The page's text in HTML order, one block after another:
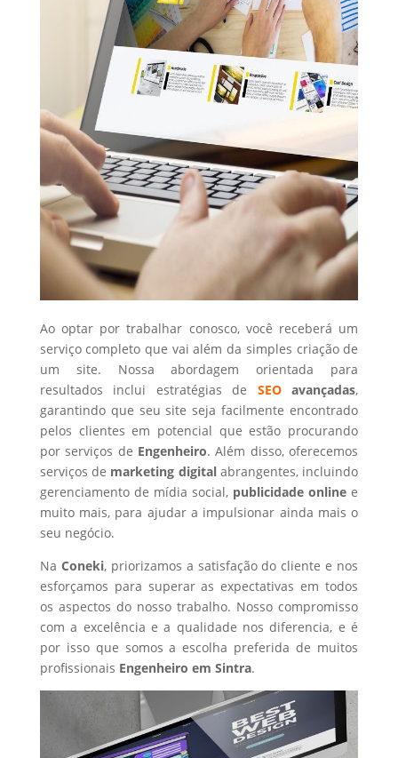
Ao optar por trabalhar conosco, você receberá um
serviço completo que vai além da simples criação de
um site. Nossa abordagem orientada para
resultados inclui estratégias de SEOavançadas,
garantindo que seu site seja facilmente encontrado
pelos clientes em potencial que estão procurando
por serviços de Engenheiro. Além disso, oferecemos
serviços de marketing digital abrangentes, incluindo
gerenciamento de mídia social, publicidade online e
muito mais, para ajudar a impulsionar ainda mais o
seu negócio.
Na Coneki, priorizamos a satisfação do cliente e nos
esforçamos para superar as expectativas em todos
os aspectos do nosso trabalho. Nosso compromisso
com a excelência e a qualidade nos diferencia, e é
por isso que somos a escolha preferida de muitos
profissionais Engenheiro em Sintra.